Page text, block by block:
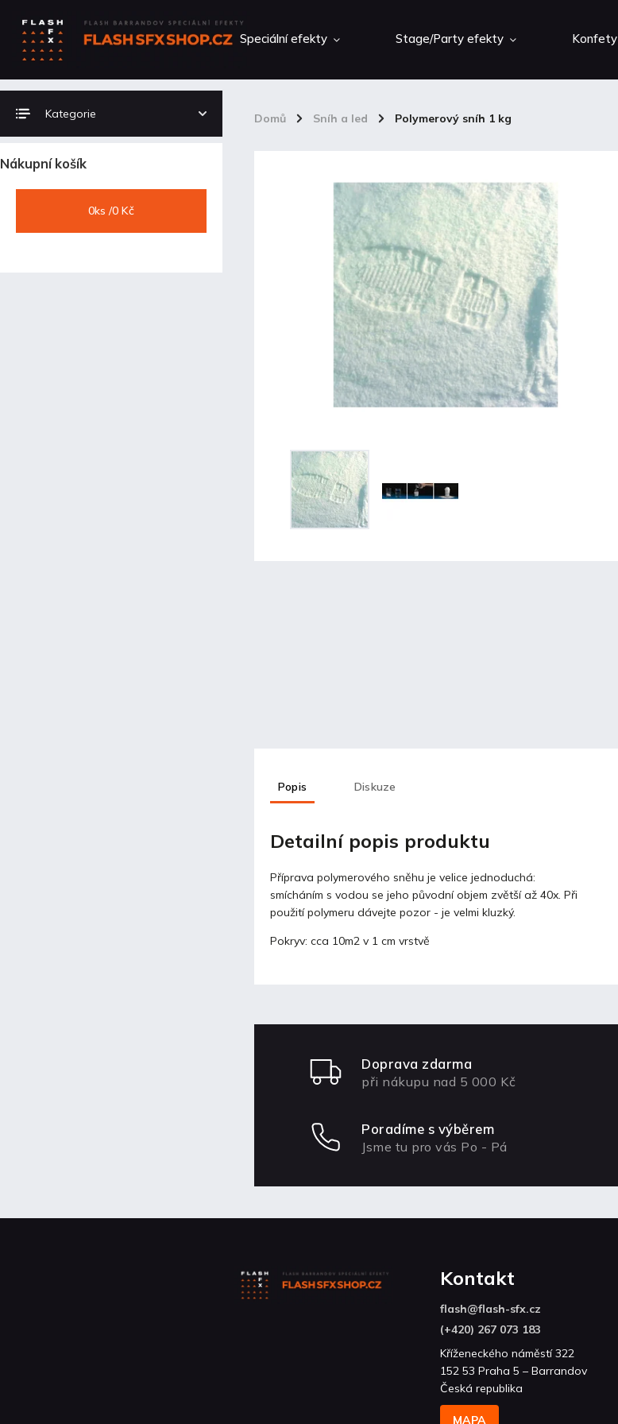
Speciální efekty Stage/Party efekty Konfety
Domů / Sníh a led / Polymerový sníh 1 kg
Kategorie
Nákupní košík
0ks /0 Kč
Popis Diskuze
Detailní popis produktu
Příprava polymerového sněhu je velice jednoduchá:
smícháním s vodou se jeho původní objem zvětší až 40x. Při
použití polymeru dávejte pozor - je velmi kluzký.
Pokryv: cca 10m2 v 1 cm vrstvě
Doprava zdarma
při nákupu nad 5 000 Kč
Poradíme s výběrem
Jsme tu pro vás Po - Pá
Kontakt
flash@flash-sfx.cz
(+420) 267 073 183
Kříženeckého náměstí 322
152 53 Praha 5 – Barrandov
Česká republika
MAPA